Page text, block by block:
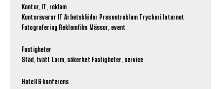
Kontor, IT, reklam
Kontorsvaror IT Arbetskläder Presentreklam Tryckeri Internet
Fotografering Reklamfilm Mässor, event
Fastigheter
Städ, tvätt Larm, säkerhet Fastigheter, service
Hotell & konferens